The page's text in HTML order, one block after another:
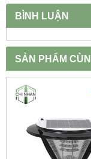
BÌNH LUẬN
SẢN PHẨM